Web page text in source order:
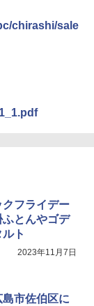
幅200 2-3人用 43
山善] 傘みたいに
ント ブラックコ
ッシュ 3-4人用
ト エクルベージ
山善] 傘みたいに
ント キューブ ブ
ローズ メッシュ 3
テント PATC-15
対策スプレー 30
（連続噴射15
搭載 携帯収納袋
自治体・教育機
プ・アウトドア・
時用 日本国内発
緑色/赤色/青紫色
照射 長時間使用
性 金属製耐久 コ
び便利 アウトド
chirashi/sale
フライデー
とんやゴデ
ト
2023年11月7日
島市佐伯区に